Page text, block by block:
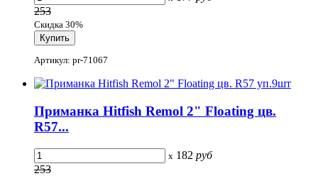
253
Скидка 30%
Артикул: pr-71067
Приманка Hitfish Remol 2" Floating цв.
R57...
x 182 руб
253